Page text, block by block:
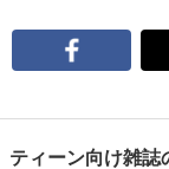
ティーン向け雑誌